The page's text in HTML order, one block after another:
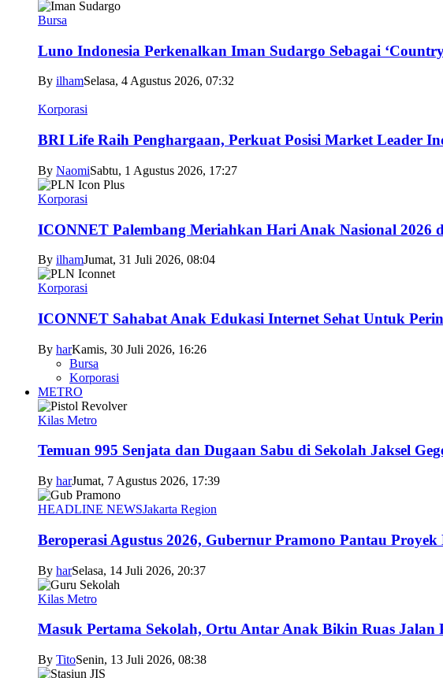
Bursa
Luno Indonesia Perkenalkan Iman Sudargo Sebagai
By ilhamSelasa, 4 Agustus 2026, 07:32
Korporasi
BRI Life Raih Penghargaan, Perkuat Posisi Market Leader
By NaomiSabtu, 1 Agustus 2026, 17:27
Korporasi
ICONNET Palembang Meriahkan Hari Anak Nasional 2026
By ilhamJumat, 31 Juli 2026, 08:04
Korporasi
ICONNET Sahabat Anak Edukasi Internet Sehat Untuk
By harKamis, 30 Juli 2026, 16:26
Bursa
Korporasi
METRO
Kilas Metro
Temuan 995 Senjata dan Dugaan Sabu di Sekolah Jaksel
By harJumat, 7 Agustus 2026, 17:39
HEADLINE NEWSJakarta Region
Beroperasi Agustus 2026, Gubernur Pramono Pantau
By harSelasa, 14 Juli 2026, 20:37
Kilas Metro
Masuk Pertama Sekolah, Ortu Antar Anak Bikin Ruas Jalan
By TitoSenin, 13 Juli 2026, 08:38